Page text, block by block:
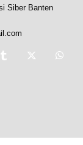
Siber Banten